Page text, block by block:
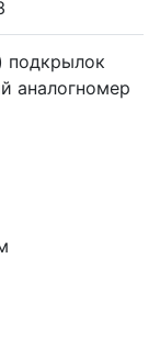
подкрылок
аналогномер